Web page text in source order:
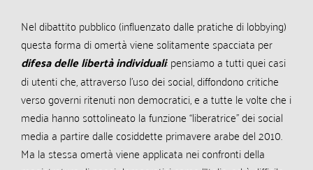
Nel dibattito pubblico (influenzato dalle pratiche di lobbying)
questa forma di omertà viene solitamente spacciata per
difesa delle libertà individuali: pensiamo a tutti quei casi
di utenti che, attraverso l’uso dei social, diffondono critiche
verso governi ritenuti non democratici, e a tutte le volte che i
media hanno sottolineato la funzione “liberatrice” dei social
media a partire dalle cosiddette primavere arabe del 2010.
Ma la stessa omertà viene applicata nei confronti della